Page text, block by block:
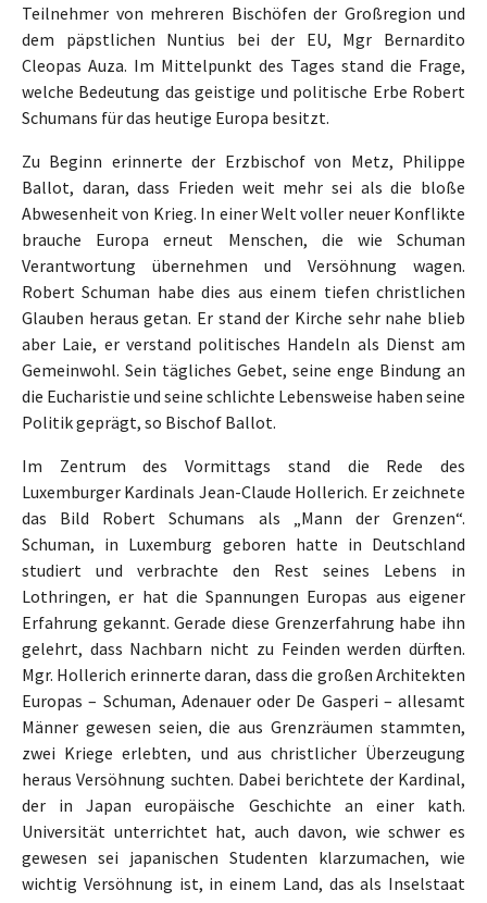
Teilnehmer von mehreren Bischöfen der Großregion und
dem päpstlichen Nuntius bei der EU, Mgr Bernardito
Cleopas Auza. Im Mittelpunkt des Tages stand die Frage,
welche Bedeutung das geistige und politische Erbe Robert
Schumans für das heutige Europa besitzt.
Zu Beginn erinnerte der Erzbischof von Metz, Philippe
Ballot, daran, dass Frieden weit mehr sei als die bloße
Abwesenheit von Krieg. In einer Welt voller neuer Konflikte
brauche Europa erneut Menschen, die wie Schuman
Verantwortung übernehmen und Versöhnung wagen.
Robert Schuman habe dies aus einem tiefen christlichen
Glauben heraus getan. Er stand der Kirche sehr nahe blieb
aber Laie, er verstand politisches Handeln als Dienst am
Gemeinwohl. Sein tägliches Gebet, seine enge Bindung an
die Eucharistie und seine schlichte Lebensweise haben seine
Politik geprägt, so Bischof Ballot.
Im Zentrum des Vormittags stand die Rede des
Luxemburger Kardinals Jean-Claude Hollerich. Er zeichnete
das Bild Robert Schumans als „Mann der Grenzen“.
Schuman, in Luxemburg geboren hatte in Deutschland
studiert und verbrachte den Rest seines Lebens in
Lothringen, er hat die Spannungen Europas aus eigener
Erfahrung gekannt. Gerade diese Grenzerfahrung habe ihn
gelehrt, dass Nachbarn nicht zu Feinden werden dürften.
Mgr. Hollerich erinnerte daran, dass die großen Architekten
Europas – Schuman, Adenauer oder De Gasperi – allesamt
Männer gewesen seien, die aus Grenzräumen stammten,
zwei Kriege erlebten, und aus christlicher Überzeugung
heraus Versöhnung suchten. Dabei berichtete der Kardinal,
der in Japan europäische Geschichte an einer kath.
Universität unterrichtet hat, auch davon, wie schwer es
gewesen sei japanischen Studenten klarzumachen, wie
wichtig Versöhnung ist, in einem Land, das als Inselstaat